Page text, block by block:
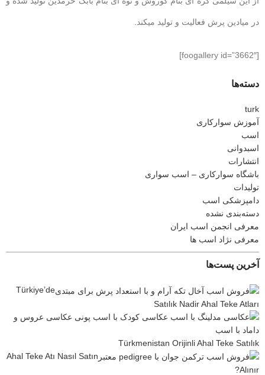
در میادین پرش فعالیت و تولید میکند.
[foogallery id=”3662″]
دسته‌ها
turk
آموزش سوارکاری
اسب
اسبدوانی
انتشارات
باشگاه سوارکاری – اسب سواری
تولیدات
دامپزشکی اسب
دسته‌بندی نشده
معرفی انجمن اسب ایران
معرفی نژاد اسب ها
آخرین پست‌ها
Türkiye’de
Satılık Nadir Ahal Teke Atları
Türkmenistan Orijinli Ahal Teke Satılık
Ahal Teke Atı Nasıl Satın
Alınır?